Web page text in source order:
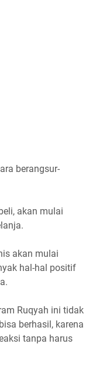
berangsur-
akan mulai
akan mulai
hal-hal positif
Ruqyah ini tidak
berhasil, karena
tanpa harus